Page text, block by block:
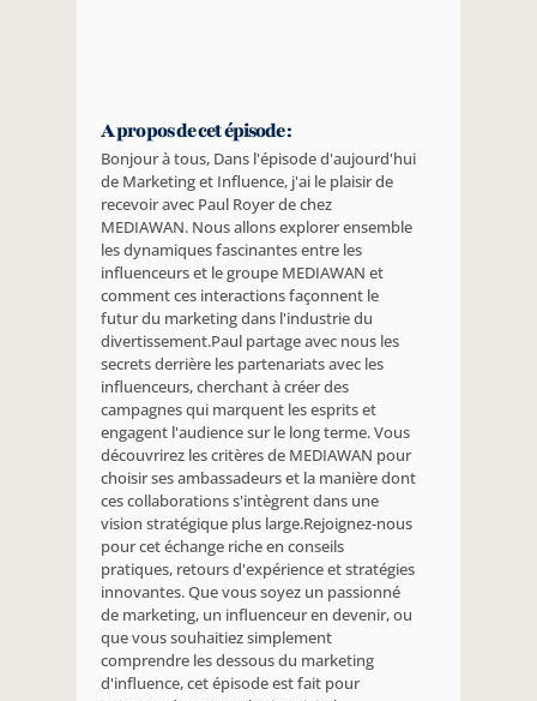
Bonjour à tous, Dans l'épisode d'aujourd'hui
de Marketing et Influence, j'ai le plaisir de
recevoir avec Paul Royer de chez
MEDIAWAN. Nous allons explorer ensemble
les dynamiques fascinantes entre les
influenceurs et le groupe MEDIAWAN et
comment ces interactions façonnent le
futur du marketing dans l'industrie du
divertissement.Paul partage avec nous les
secrets derrière les partenariats avec les
influenceurs, cherchant à créer des
campagnes qui marquent les esprits et
engagent l'audience sur le long terme. Vous
découvrirez les critères de MEDIAWAN pour
choisir ses ambassadeurs et la manière dont
ces collaborations s'intègrent dans une
vision stratégique plus large.Rejoignez-nous
pour cet échange riche en conseils
pratiques, retours d'expérience et stratégies
innovantes. Que vous soyez un passionné
de marketing, un influenceur en devenir, ou
que vous souhaitiez simplement
comprendre les dessous du marketing
d'influence, cet épisode est fait pour
A propos de cet épisode :